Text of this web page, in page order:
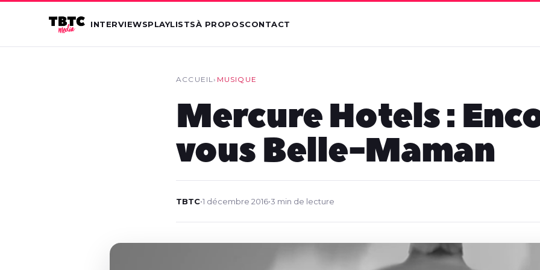
INTERVIEWSPLAYLISTSÀ PROPOSCONTACT
ACCUEIL› MUSIQUE
Mercure Hotels :
vous Belle-Maman
TBTC•1 décembre 2016•3 min de lecture